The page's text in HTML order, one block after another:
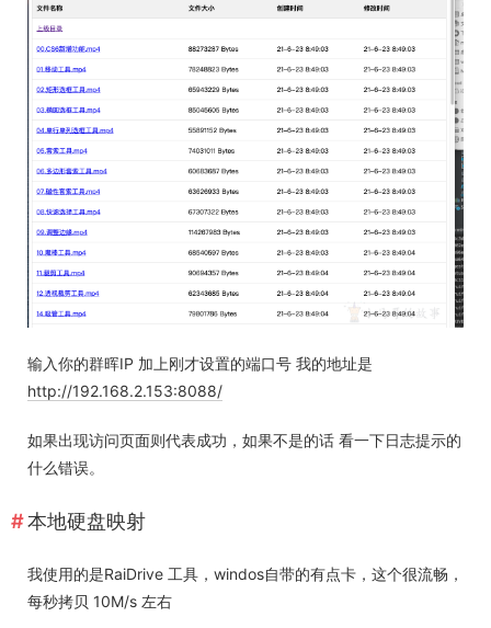
输入你的群晖IP 加上刚才设置的端口号 我的地址是
http://192.168.2.153:8088/
如果出现访问页面则代表成功，如果不是的话 看一下日志提示的
什么错误。
本地硬盘映射
我使用的是RaiDrive 工具，windos自带的有点卡，这个很流畅，
每秒拷贝 10M/s 左右